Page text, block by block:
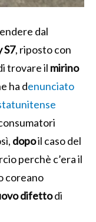
dal
S7, riposto con
trovare il mirino
ha denunciato
dopoil caso del
perchè c’era il
coreano
difettodi